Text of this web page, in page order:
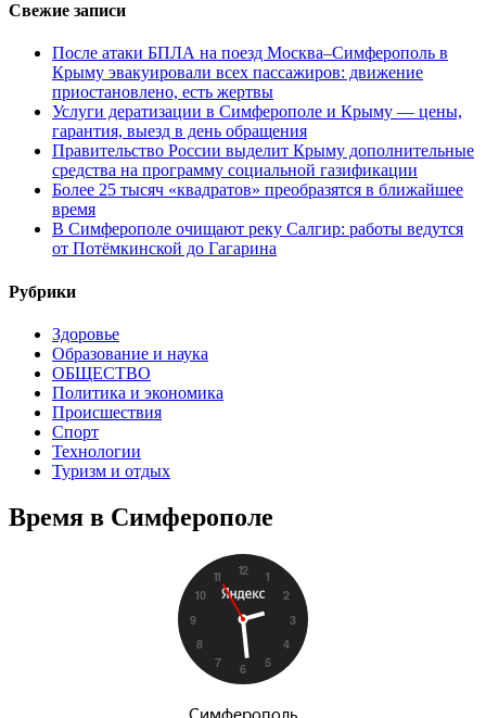
Свежие записи
После атаки БПЛА на поезд Москва–Симферополь в
Крыму эвакуировали всех пассажиров: движение
приостановлено, есть жертвы
Услуги дератизации в Симферополе и Крыму — цены,
гарантия, выезд в день обращения
Правительство России выделит Крыму дополнительные
средства на программу социальной газификации
Более 25 тысяч «квадратов» преобразятся в ближайшее
время
В Симферополе очищают реку Салгир: работы ведутся
от Потёмкинской до Гагарина
Рубрики
Здоровье
Образование и наука
ОБЩЕСТВО
Политика и экономика
Происшествия
Спорт
Технологии
Туризм и отдых
Время в Симферополе